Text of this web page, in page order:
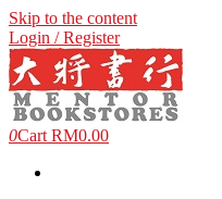
Skip to the content
Login / Register
0Cart RM0.00